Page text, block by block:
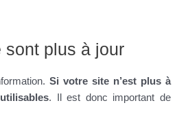
sont plus à jour
Si votre site n’est plus à
. Il est donc important de